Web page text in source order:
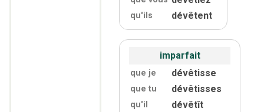
qu'ils dévêtent
imparfait
que je dévêtisse
que tu dévêtisses
qu'il dévêtît